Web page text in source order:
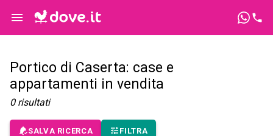
Portico di Caserta: case e
appartamenti in vendita
0 risultati
SALVA RICERCA FILTRA